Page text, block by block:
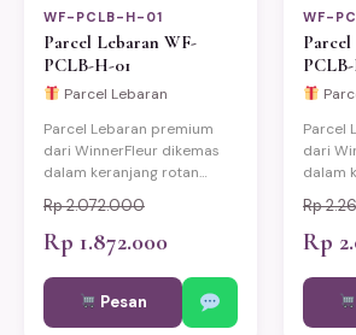
WF-PCLB-H-01
Parcel Lebaran WF-
PCLB-H-01
Parcel Lebaran
Parcel Lebaran premium
dari WinnerFleur dikemas
dalam keranjang rotan
produk pilihan berkualitas.
Cocok untuk hadiah Idul
Fitri keluarga, relasi kantor,
dan mitra bisnis. Bisa
custom sesuai kebutuhan.
Pengiriman same-day ke
Rp 2.072.000
Rp 1.872.000
Pesan
WF-
Parcel
dari
dalam
produk
Cocok
Fitri
dan
Rp
Rp